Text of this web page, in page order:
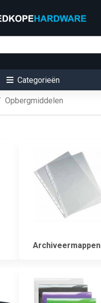
Categorieën
Opbergmiddelen
Archiveermappen